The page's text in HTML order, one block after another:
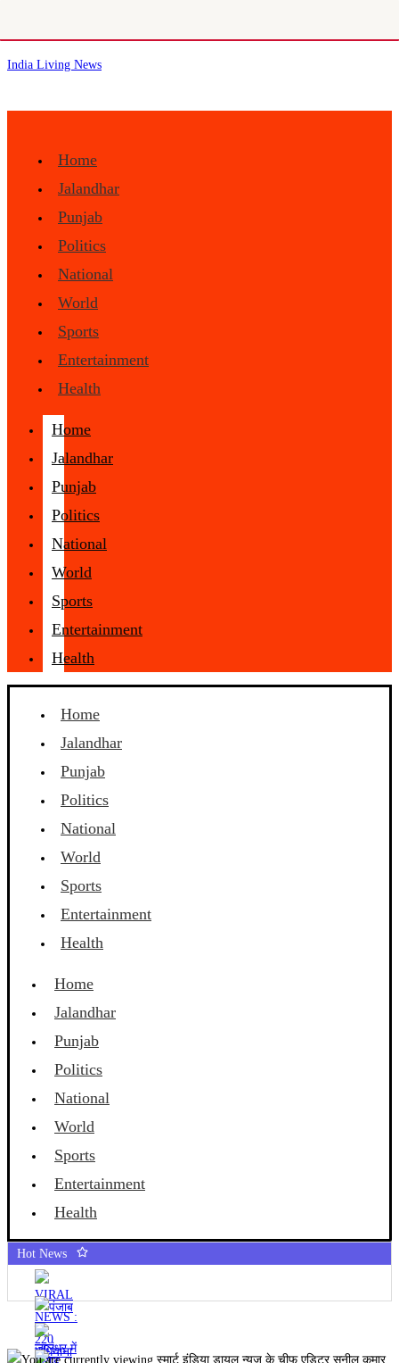
Skip
content
India Living News
Home
Jalandhar
Punjab
Politics
National
World
Sports
Entertainment
Health
Home
Jalandhar
Punjab
Politics
National
World
Sports
Entertainment
Health
Home
Jalandhar
Punjab
Politics
National
World
Sports
Entertainment
Health
Home
Jalandhar
Punjab
Politics
National
World
Sports
Entertainment
Health
Hot News